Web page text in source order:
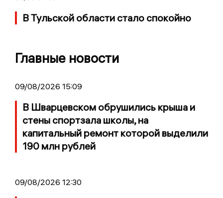
В Тульской области стало спокойно
Главные новости
09/08/2026 15:09
В Шварцевском обрушились крыша и
стены спортзала школы, на
капитальный ремонт которой выделили
190 млн рублей
09/08/2026 12:30